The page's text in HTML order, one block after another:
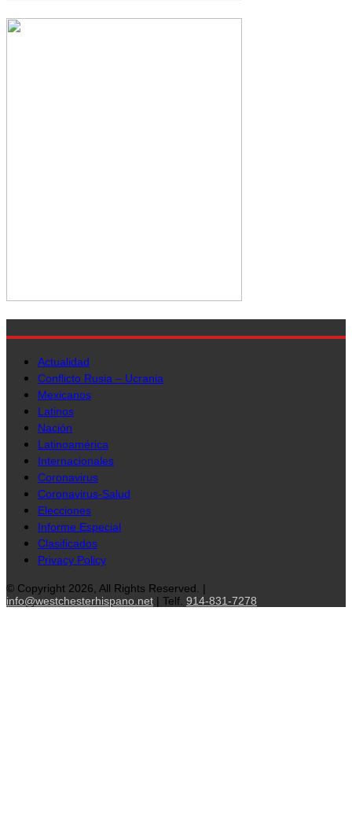
Actualidad
Conflicto Rusia – Ucrania
Mexicanos
Latinos
Nación
Latinoamérica
Internacionales
Coronavirus
Coronavirus-Salud
Elecciones
Informe Especial
Clasificados
Privacy Policy
© Copyright 2026, All Rights Reserved. |
info@westchesterhispano.net | Telf. 914-831-7278